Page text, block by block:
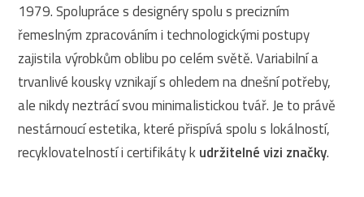
1979. Spolupráce s designéry spolu s precizním
řemeslným zpracováním i technologickými postupy
zajistila výrobkům oblibu po celém světě. Variabilní a
trvanlivé kousky vznikají s ohledem na dnešní potřeby,
ale nikdy neztrácí svou minimalistickou tvář. Je to právě
nestárnoucí estetika, které přispívá spolu s lokálností,
recyklovatelností i certifikáty kudržitelné vizi značky.